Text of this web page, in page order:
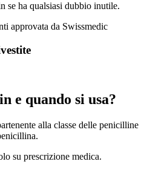
se ha qualsiasi dubbio inutile.
approvata da Swissmedic
e quando si usa?
alla classe delle penicilline
su prescrizione medica.